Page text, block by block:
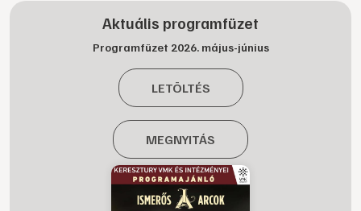
Aktuális programfüzet
Programfüzet 2026. május-június
LETÖLTÉS
MEGNYITÁS